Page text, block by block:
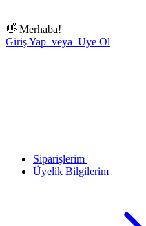
👋 Merhaba!
Giriş Yap veya Üye Ol
Siparişlerim
Üyelik Bilgilerim